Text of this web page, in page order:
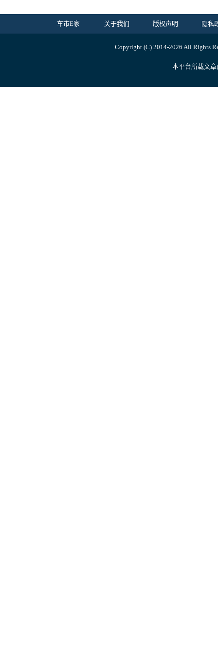
车市E家 关于我们 版权声明 隐私
Copyright (C) 2014-2026 All Rights
本平台所载文章